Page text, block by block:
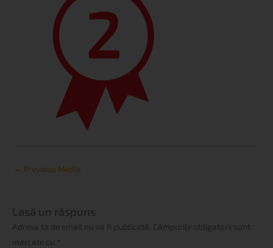
← Previous Media
Lasă un răspuns
Adresa ta de email nu va fi publicată. Câmpurile obligatorii sunt
marcate cu